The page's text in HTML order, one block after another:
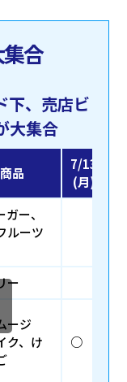
合
下、売店ビ
大集合
品
7/13
(月)
ー、
ルーツ
ー
ージ
ク、け
○